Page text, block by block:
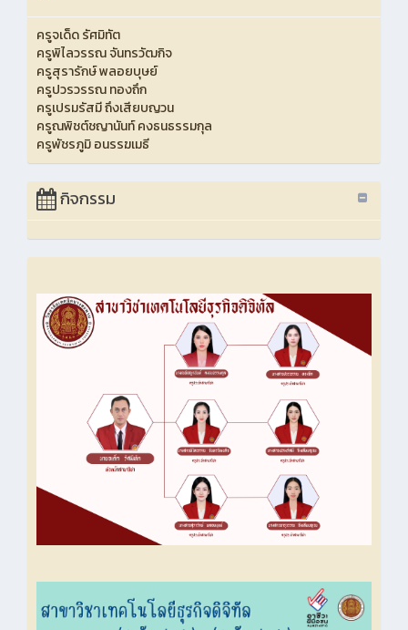
ครูจเด็ด รัศมิทัต
ครูพิไลวรรณ จันทรวัฒกิจ
ครูสุรารักษ์ พลอยบุษย์
ครูปวรวรรณ ทองถึก
ครูเปรมรัสมี ถึงเสียบญวน
ครูณพิชต์ชญานันท์ คงธนธรรมกุล
ครูพัชรภูมิ อนรรฆเมธี
กิจกรรม